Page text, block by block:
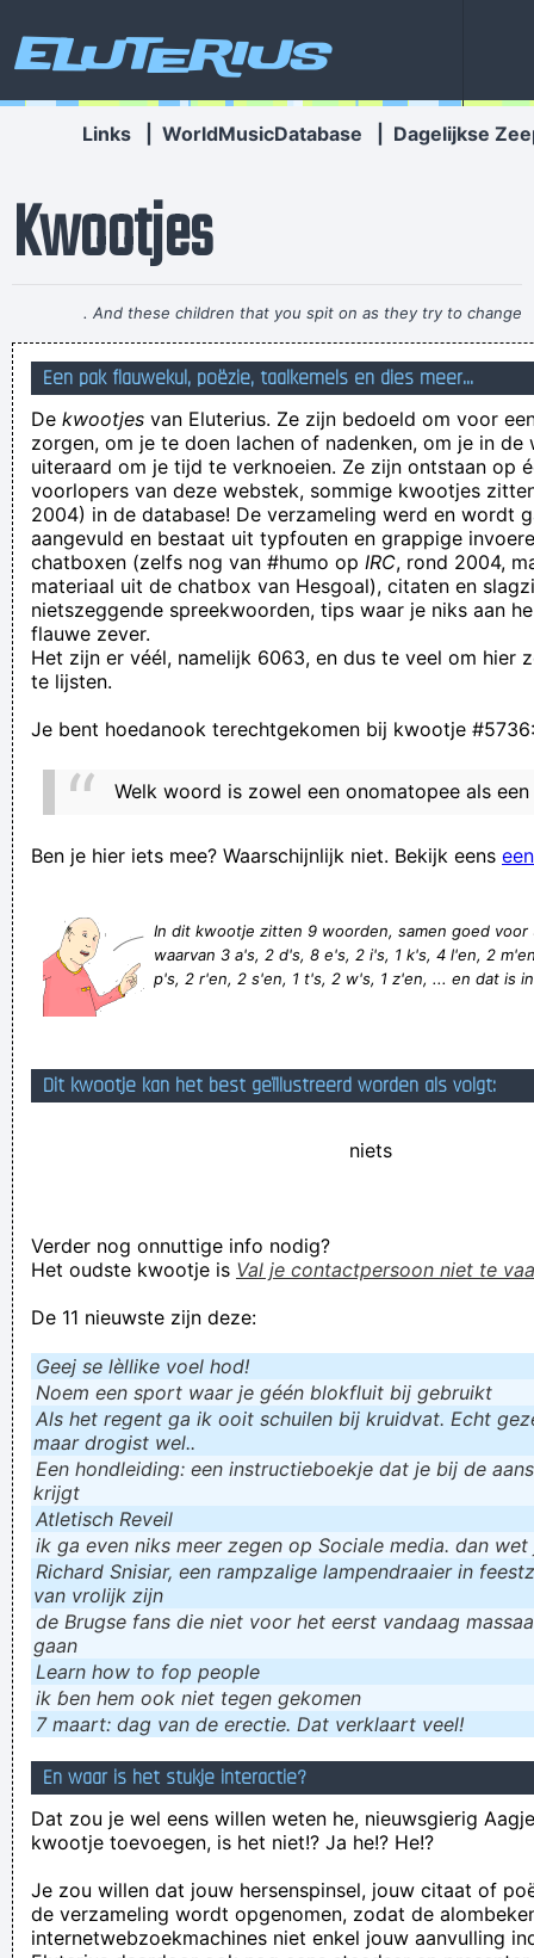
Eluterius
Links WorldMusicDatabase Dagelijkse
Kwootjes
. And these children that you spit on as they try to change
their worlds, they are immune to your consultations, they´ re
quite aware of what they´ re going through. ~ David Bowie
Trossard is een Lommelman
jst mam tebe k si to nrdila hihihi ma bo tudi pesek ane heh
Een LakeiEefffEen Lakei
Sometimes I pretend to be normal. But it gets boring. So I go
back to being.
Er kwam een bekertje bier naar beneden. Dat viel naast hem
en 10 à 15 seconden later ging hij plots neerzitten. Hij zei dat
hij geraakt werd aan zijn voet. Door het bier, hé. Dat is pijnlijk,
Praktische raad: intermitterend eens terugkomen, Papa
(dixit Wally)
Mungkin imej teks yang berkata 'SD ลานจอดรถ Car Park VS-
SOMSHOND ห้อง
Voor een niet-dringende verdelging vraagt de brandweer €
Misschien moet men eens proberen om de Schijf van
Een pak flauwekul, poëzie, taalkemels en dies meer...
De kwootjes van Eluterius. Ze zijn bedoeld om voor
zorgen, om je te doen lachen of nadenken, om je in de
uiteraard om je tijd te verknoeien. Ze zijn ontstaan op
voorlopers van deze webstek, sommige kwootjes
2004) in de database! De verzameling werd en wordt
aangevuld en bestaat uit typfouten en grappige
chatboxen (zelfs nog van #humo op IRC, rond 2004,
materiaal uit de chatbox van Hesgoal), citaten en
nietszeggende spreekwoorden, tips waar je niks aan
flauwe zever.
Het zijn er véél, namelijk 6063, en dus te veel om hier
te lijsten.
Je bent hoedanook terechtgekomen bij kwootje #5736:
Welk woord is zowel een onomatopee als
Ben je hier iets mee? Waarschijnlijk niet. Bekijk eens
In dit kwootje zitten 9 woorden, samen goed
waarvan 3 a's, 2 d's, 8 e's, 2 i's, 1 k's, 4 l'en, 2
p's, 2 r'en, 2 s'en, 1 t's, 2 w's, 1 z'en, ... en dat is
Dit kwootje kan het best geïllustreerd worden als volgt:
niets
Verder nog onnuttige info nodig?
Het oudste kwootje is Val je contactpersoon niet te
De 11 nieuwste zijn deze:
Geej se lèllike voel hod!
Noem een sport waar je géén blokfluit bij gebruikt
Als het regent ga ik ooit schuilen bij kruidvat. Echt
maar drogist wel..
Een hondleiding: een instructieboekje dat je bij de
krijgt
Atletisch Reveil
ik ga even niks meer zegen op Sociale media. dan
Richard Snisiar, een rampzalige lampendraaier in
van vrolijk zijn
de Brugse fans die niet voor het eerst vandaag
gaan
Learn how to fop people
ik ɓen hem ook niet tegen gekomen
7 maart: dag van de erectie. Dat verklaart veel!
En waar is het stukje interactie?
Dat zou je wel eens willen weten he, nieuwsgierig
kwootje toevoegen, is het niet!? Ja he!? He!?
Je zou willen dat jouw hersenspinsel, jouw citaat of
de verzameling wordt opgenomen, zodat de
internetwebzoekmachines niet enkel jouw aanvulling